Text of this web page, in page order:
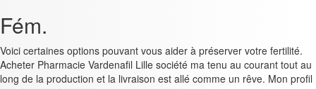
Fém.
Voici certaines options pouvant vous aider à préserver votre fertilité.
Acheter Pharmacie Vardenafil Lille société ma tenu au courant tout au
long de la production et la livraison est allé comme un rêve. Mon profil